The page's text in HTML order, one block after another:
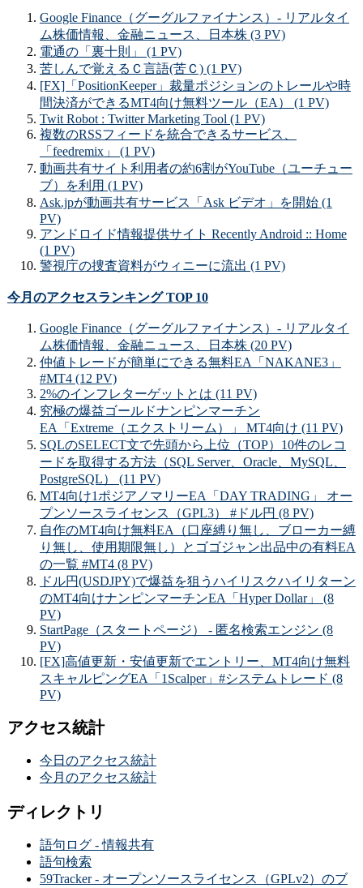
Google Finance（グーグルファイナンス）- リアルタイ
ム株価情報、金融ニュース、日本株 (3 PV)
電通の「裏十則」 (1 PV)
苦しんで覚えるＣ言語(苦Ｃ) (1 PV)
[FX]「PositionKeeper」裁量ポジションのトレールや時
間決済ができるMT4向け無料ツール（EA） (1 PV)
Twit Robot : Twitter Marketing Tool (1 PV)
複数のRSSフィードを統合できるサービス、
「feedremix」 (1 PV)
動画共有サイト利用者の約6割がYouTube（ユーチュー
ブ）を利用 (1 PV)
Ask.jpが動画共有サービス「Ask ビデオ」を開始 (1
PV)
アンドロイド情報提供サイト Recently Android :: Home
(1 PV)
警視庁の捜査資料がウィニーに流出 (1 PV)
今月のアクセスランキング TOP 10
Google Finance（グーグルファイナンス）- リアルタイ
ム株価情報、金融ニュース、日本株 (20 PV)
仲値トレードが簡単にできる無料EA「NAKANE3」
#MT4 (12 PV)
2%のインフレターゲットとは (11 PV)
究極の爆益ゴールドナンピンマーチン
EA「Extreme（エクストリーム）」 MT4向け (11 PV)
SQLのSELECT文で先頭から上位（TOP）10件のレコ
ードを取得する方法（SQL Server、Oracle、MySQL、
PostgreSQL） (11 PV)
MT4向け1ポジアノマリーEA「DAY TRADING」 オー
プンソースライセンス（GPL3） #ドル円 (8 PV)
自作のMT4向け無料EA（口座縛り無し、ブローカー縛
り無し、使用期限無し）とゴゴジャン出品中の有料EA
の一覧 #MT4 (8 PV)
ドル円(USDJPY)で爆益を狙うハイリスクハイリターン
のMT4向けナンピンマーチンEA「Hyper Dollar」 (8
PV)
StartPage（スタートページ） - 匿名検索エンジン (8
PV)
[FX]高値更新・安値更新でエントリー、MT4向け無料
スキャルピングEA「1Scalper」#システムトレード (8
PV)
アクセス統計
今日のアクセス統計
今月のアクセス統計
ディレクトリ
語句ログ - 情報共有
語句検索
59Tracker - オープンソースライセンス（GPLv2）のブ